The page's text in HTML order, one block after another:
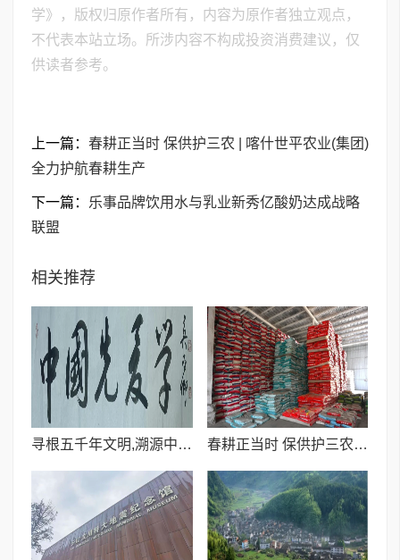
学》，版权归原作者所有，内容为原作者独立观点，
不代表本站立场。所涉内容不构成投资消费建议，仅
供读者参考。
上一篇： 春耕正当时 保供护三农 | 喀什世平农业(集团)
全力护航春耕生产
下一篇： 乐事品牌饮用水与乳业新秀亿酸奶达成战略
联盟
相关推荐
寻根五千年文明,溯源中国先夏学 十人谈:良渚与中国先夏学 春耕正当时 保供护三农 | 喀什世平农业(集团)全力护航春耕生产